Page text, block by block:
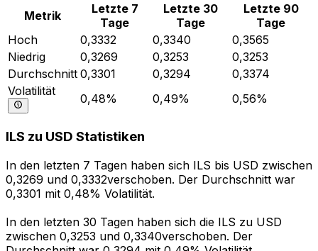
Metrik
Letzte 7
Tage
Letzte 30
Tage
Letzte 90
Tage
Hoch
0,3332 0,3340
0,3565
Niedrig
0,3269 0,3253
0,3253
Durchschnitt 0,3301 0,3294
0,3374
Volatilität
0,48% 0,49% 0,56%
ILS zu USD Statistiken
In den letzten 7 Tagen haben sich ILS bis USD zwischen
0,3269 und 0,3332verschoben. Der Durchschnitt war
0,3301 mit 0,48% Volatilität.
In den letzten 30 Tagen haben sich die ILS zu USD
zwischen 0,3253 und 0,3340verschoben. Der